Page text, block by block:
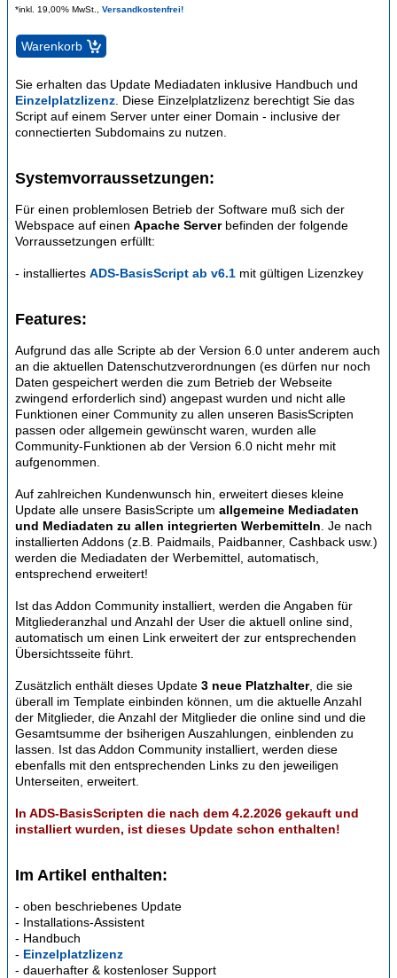
*inkl. 19,00% MwSt., Versandkostenfrei!
Sie erhalten das Update Mediadaten inklusive Handbuch und
Einzelplatzlizenz . Diese Einzelplatzlizenz berechtigt Sie das
Script auf einem Server unter einer Domain - inclusive der
connectierten Subdomains zu nutzen.
Systemvorraussetzungen:
Für einen problemlosen Betrieb der Software muß sich der
Webspace auf einen Apache Serverbefinden der folgende
Vorraussetzungen erfüllt:
- installiertes ADS-BasisScript ab v6.1 mit gültigen Lizenzkey
Features:
Aufgrund das alle Scripte ab der Version 6.0 unter anderem auch
an die aktuellen Datenschutzverordnungen (es dürfen nur noch
Daten gespeichert werden die zum Betrieb der Webseite
zwingend erforderlich sind) angepast wurden und nicht alle
Funktionen einer Community zu allen unseren BasisScripten
passen oder allgemein gewünscht waren, wurden alle
Community-Funktionen ab der Version 6.0 nicht mehr mit
aufgenommen.
Auf zahlreichen Kundenwunsch hin, erweitert dieses kleine
Update alle unsere BasisScripte um allgemeine Mediadaten
und Mediadaten zu allen integrierten Werbemitteln . Je nach
installierten Addons (z.B. Paidmails, Paidbanner, Cashback usw.)
werden die Mediadaten der Werbemittel, automatisch,
entsprechend erweitert!
Ist das Addon Community installiert, werden die Angaben für
Mitgliederanzhal und Anzahl der User die aktuell online sind,
automatisch um einen Link erweitert der zur entsprechenden
Übersichtsseite führt.
Zusätzlich enthält dieses Update 3 neue Platzhalter, die sie
überall im Template einbinden können, um die aktuelle Anzahl
der Mitglieder, die Anzahl der Mitglieder die online sind und die
Gesamtsumme der bsiherigen Auszahlungen, einblenden zu
lassen. Ist das Addon Community installiert, werden diese
ebenfalls mit den entsprechenden Links zu den jeweiligen
Unterseiten, erweitert.
In ADS-BasisScripten die nach dem 4.2.2026 gekauft und
installiert wurden, ist dieses Update schon enthalten!
Im Artikel enthalten:
- oben beschriebenes Update
- Installations-Assistent
- Handbuch
- Einzelplatzlizenz
- dauerhafter & kostenloser Support